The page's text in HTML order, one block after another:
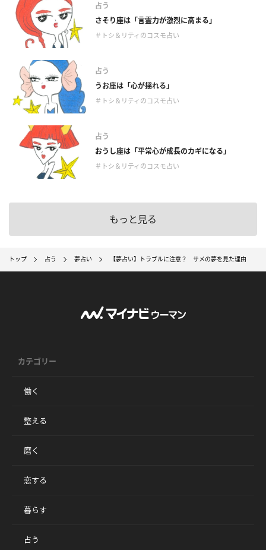
占う
さそり座は「言霊力が激烈に高まる」
＃トシ＆リティのコスモ占い
占う
うお座は「心が揺れる」
＃トシ＆リティのコスモ占い
占う
おうし座は「平常心が成長のカギになる」
＃トシ＆リティのコスモ占い
もっと見る
トップ 占う 夢占い 【夢占い】トラブルに注意？ サメの夢を見た理由
カテゴリー
働く
整える
磨く
恋する
暮らす
占う